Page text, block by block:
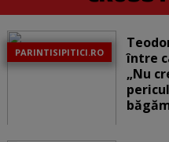
PARINTISIPITICI.RO
între
„Nu